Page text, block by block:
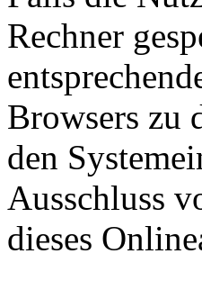
Rechner
Browsers zu
den
Ausschluss
dieses